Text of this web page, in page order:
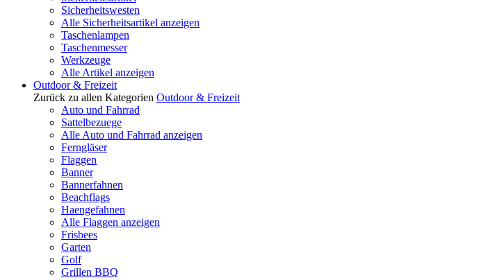
Sicherheitswesten
Alle Sicherheitsartikel anzeigen
Taschenlampen
Taschenmesser
Werkzeuge
Alle Artikel anzeigen
Outdoor & Freizeit
Zurück zu allen Kategorien Outdoor & Freizeit
Auto und Fahrrad
Sattelbezuege
Alle Auto und Fahrrad anzeigen
Ferngläser
Flaggen
Banner
Bannerfahnen
Beachflags
Haengefahnen
Alle Flaggen anzeigen
Frisbees
Garten
Golf
Grillen BBQ